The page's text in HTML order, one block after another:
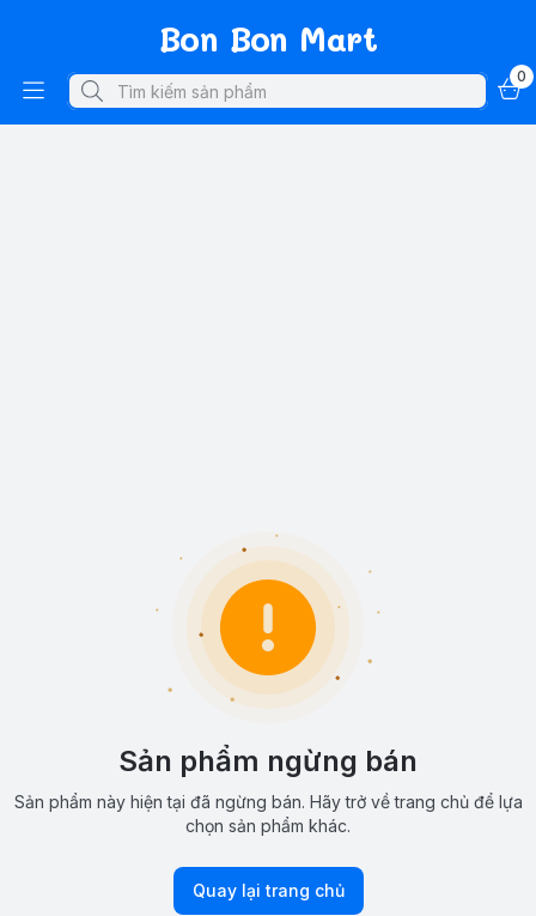
Bon Bon Mart
0
Sản phẩm ngừng bán
Sản phẩm này hiện tại đã ngừng bán. Hãy trở về trang chủ để lựa
chọn sản phẩm khác.
Quay lại trang chủ